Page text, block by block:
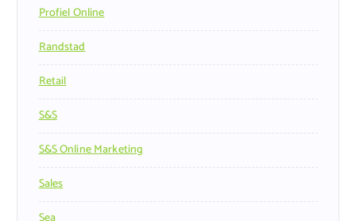
Profiel Online
Randstad
Retail
S&s
S&s Online Marketing
Sales